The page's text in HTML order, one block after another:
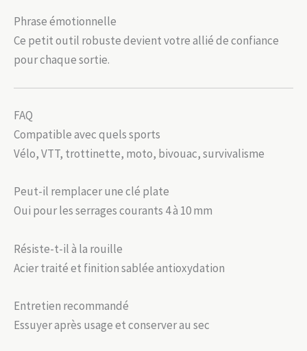
Phrase émotionnelle
Ce petit outil robuste devient votre allié de confiance
pour chaque sortie.
FAQ
Compatible avec quels sports
Vélo, VTT, trottinette, moto, bivouac, survivalisme
Peut-il remplacer une clé plate
Oui pour les serrages courants 4 à 10 mm
Résiste-t-il à la rouille
Acier traité et finition sablée antioxydation
Entretien recommandé
Essuyer après usage et conserver au sec